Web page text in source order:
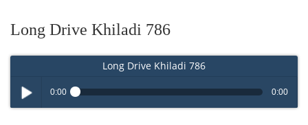
Long Drive Khiladi 786
Long Drive Khiladi 786
0:00 0:00